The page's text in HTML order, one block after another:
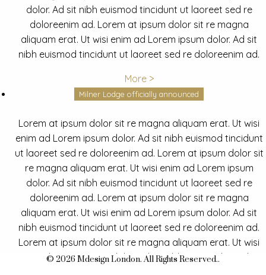
dolor. Ad sit nibh euismod tincidunt ut laoreet sed re
doloreenim ad. Lorem at ipsum dolor sit re magna
aliquam erat. Ut wisi enim ad Lorem ipsum dolor. Ad sit
nibh euismod tincidunt ut laoreet sed re doloreenim ad.
More >
Milner Lodge officially announced
Lorem at ipsum dolor sit re magna aliquam erat. Ut wisi
enim ad Lorem ipsum dolor. Ad sit nibh euismod tincidunt
ut laoreet sed re doloreenim ad. Lorem at ipsum dolor sit
re magna aliquam erat. Ut wisi enim ad Lorem ipsum
dolor. Ad sit nibh euismod tincidunt ut laoreet sed re
doloreenim ad. Lorem at ipsum dolor sit re magna
aliquam erat. Ut wisi enim ad Lorem ipsum dolor. Ad sit
nibh euismod tincidunt ut laoreet sed re doloreenim ad.
Lorem at ipsum dolor sit re magna aliquam erat. Ut wisi
enim ad Lorem ipsum dolor. Ad sit nibh euismod tincidunt
© 2026 Mdesign London. All Rights Reserved..